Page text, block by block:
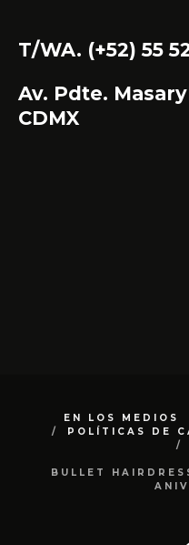
T/WA. (+52) 55
Av. Pdte.
CDMX
EN LOS MEDIOS
POLÍTICAS DE
BULLET